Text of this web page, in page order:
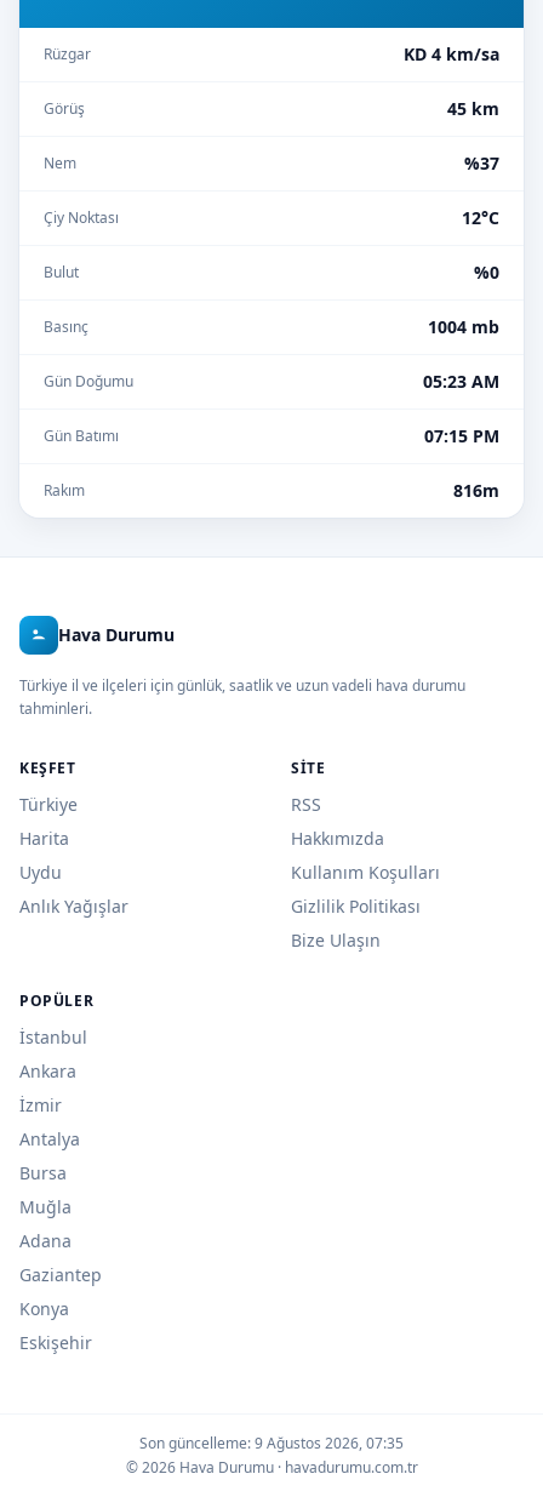
Rüzgar KD 4 km/sa
Görüş 45 km
Nem %37
Çiy Noktası 12°C
Bulut %0
Basınç 1004 mb
Gün Doğumu 05:23 AM
Gün Batımı 07:15 PM
Rakım 816m
Hava Durumu
Türkiye il ve ilçeleri için günlük, saatlik ve uzun vadeli hava durumu
tahminleri.
KEŞFET
Türkiye
Harita
Uydu
Anlık Yağışlar
SITE
RSS
Hakkımızda
Kullanım Koşulları
Gizlilik Politikası
Bize Ulaşın
POPÜLER
İstanbul
Ankara
İzmir
Antalya
Bursa
Muğla
Adana
Gaziantep
Konya
Eskişehir
Son güncelleme:9 Ağustos 2026, 07:35
© 2026 Hava Durumu · havadurumu.com.tr